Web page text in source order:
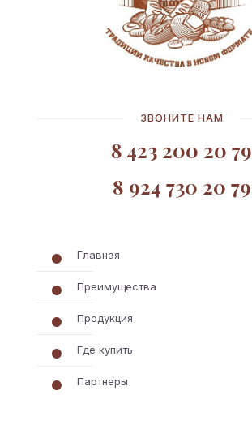
ЗВОНИТЕ НАМ
8 423 200 20 79
8 924 730 20 79
Главная
Преимущества
Продукция
Где купить
Партнеры